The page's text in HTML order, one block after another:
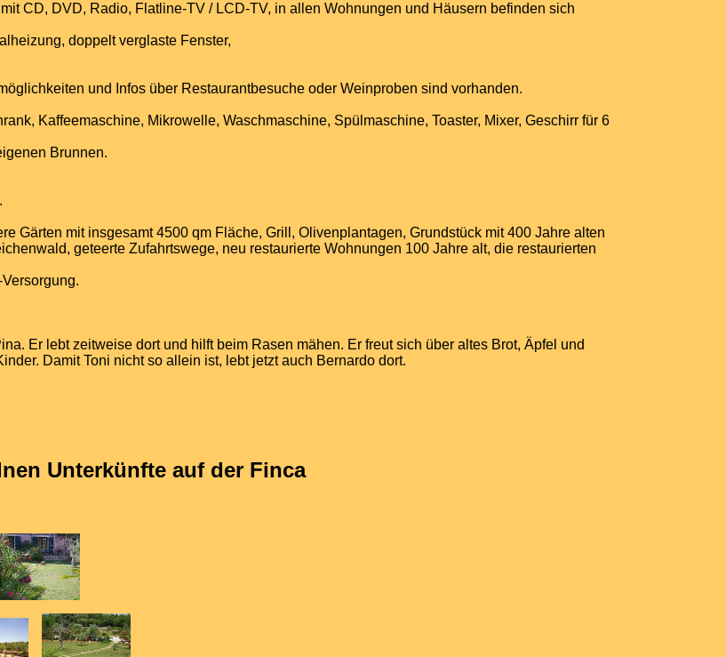
CD, DVD, Radio, Flatline-TV / LCD-TV, in allen Wohnungen und Häusern befinden sich
doppelt verglaste Fenster,
und Infos über Restaurantbesuche oder Weinproben sind vorhanden.
Kaffeemaschine, Mikrowelle, Waschmaschine, Spülmaschine, Toaster, Mixer, Geschirr für 6
Brunnen.
Gärten mit insgesamt 4500 qm Fläche, Grill, Olivenplantagen, Grundstück mit 400 Jahre alten
geteerte Zufahrtswege, neu restaurierte Wohnungen 100 Jahre alt, die restaurierten
Er lebt zeitweise dort und hilft beim Rasen mähen. Er freut sich über altes Brot, Äpfel und
Damit Toni nicht so allein ist, lebt jetzt auch Bernardo dort.
Unterkünfte auf der Finca